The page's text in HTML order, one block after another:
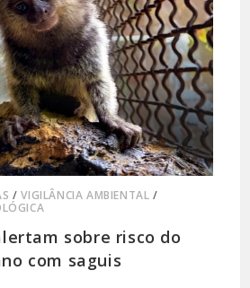
/VIGILÂNCIA AMBIENTAL /
sobre risco do
com saguis